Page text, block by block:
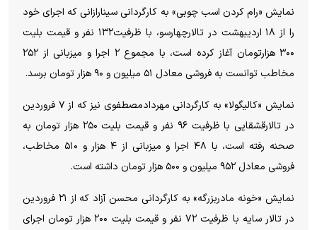
نمایش «رام کردن اسب چوبی» به کارگردانی سینا‌رازانی که اجرای خود
را از ۱۸ اردیبهشت در تالار‌چهارسو، با ظرفیت۱۳۲ نفر و قیمت بلیت
۳۰۰ هزارتومان آغاز کرده است، با مجموع ۲ اجرا و میزبانی از ۲۵۲
مخاطب توانست به فروشی معادل ۵۱ میلیون و ۹۰ هزار تومان برسد.
نمایش «کالیگولا» به کارگردانی مهرداد‌مصطفوی نیز که از ۷ فروردین
در تالارقشقایی با ظرفیت ۹۶ نفر و قیمت بلیت ۲۵۰ هزار تومان به
صحنه رفته است، با ۴۸ اجرا و میزبانی از ۴ هزار و ۵۱۰ مخاطب،
فروشی معادل ۹۵۲ میلیون و ۵۰۰ هزار تومان داشته است.
نمایش «خونه مادربزرگه» به کارگردانی محسن آزاد که از ۲۱ فروردین
در تالار سایه با ظرفیت ۷۲ نفر و قیمت بلیت ۲۰۰ هزار تومان اجرای